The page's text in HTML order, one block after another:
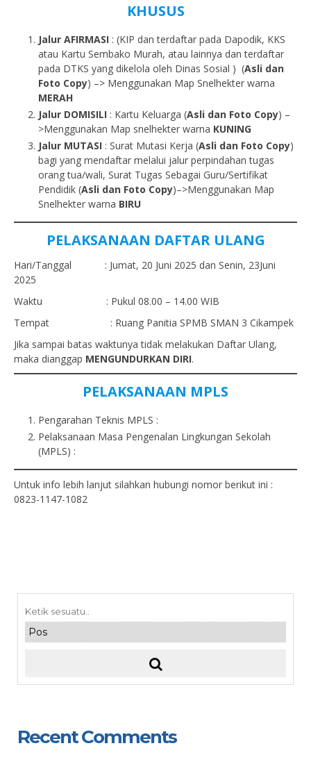
KHUSUS
Jalur AFIRMASI : (KIP dan terdaftar pada Dapodik, KKS
atau Kartu Sembako Murah, atau lainnya dan terdaftar
pada DTKS yang dikelola oleh Dinas Sosial ) (Asli dan
Foto Copy) –> Menggunakan Map Snelhekter warna
MERAH
Jalur DOMISILI : Kartu Keluarga (Asli dan Foto Copy) –
>Menggunakan Map snelhekter warna KUNING
Jalur MUTASI : Surat Mutasi Kerja (Asli dan Foto Copy)
bagi yang mendaftar melalui jalur perpindahan tugas
orang tua/wali, Surat Tugas Sebagai Guru/Sertifikat
Pendidik (Asli dan Foto Copy)–>Menggunakan Map
Snelhekter warna BIRU
PELAKSANAAN DAFTAR ULANG
Hari/Tanggal : Jumat, 20 Juni 2025 dan Senin, 23Juni
2025
Waktu : Pukul 08.00 – 14.00 WIB
Tempat : Ruang Panitia SPMB SMAN 3 Cikampek
Jika sampai batas waktunya tidak melakukan Daftar Ulang,
maka dianggap MENGUNDURKAN DIRI.
PELAKSANAAN MPLS
Pengarahan Teknis MPLS :
Pelaksanaan Masa Pengenalan Lingkungan Sekolah
(MPLS) :
Untuk info lebih lanjut silahkan hubungi nomor berikut ini :
0823-1147-1082
Recent Comments